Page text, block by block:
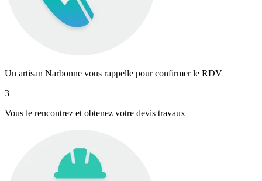
Un artisan Narbonne vous rappelle pour confirmer le RDV
3
Vous le rencontrez et obtenez votre devis travaux